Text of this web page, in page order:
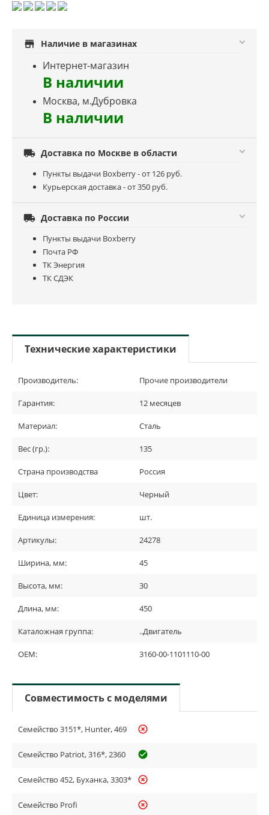
store Наличие в магазинах
Интернет-магазин
В наличии
Москва, м.Дубровка
В наличии
 Доставка по Москве в области
Пункты выдачи Boxberry - от 126 руб.
Курьерская доставка - от 350 руб.
 Доставка по России
Пункты выдачи Boxberry
Почта РФ
ТК Энергия
ТК СДЭК
Технические характеристики
Производитель: Прочие производители
Гарантия: 12 месяцев
Материал: Сталь
Вес (гр.): 135
Страна производства Россия
Цвет: Черный
Единица измерения: шт.
Артикулы: 24278
Ширина, мм: 45
Высота, мм: 30
Длина, мм: 450
Каталожная группа: ..Двигатель
OEM: 3160-00-1101110-00
Совместимость с моделями
Семейство 3151*, Hunter, 469 highlight_off
Семейство Patriot, 316*, 2360 check_circle_outline
Семейство 452, Буханка, 3303* highlight_off
Семейство Profi highlight_off